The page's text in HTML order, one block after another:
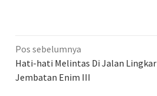
Navigasi
pos
Pos sebelumnya
Hati-hati Melintas Di Jalan Lingkar
Jembatan Enim III